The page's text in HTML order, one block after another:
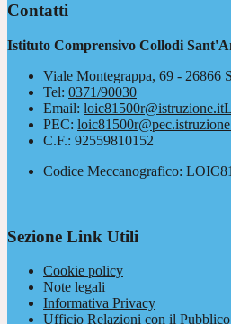
Contatti
Istituto Comprensivo Collodi
Viale Montegrappa, 69 - 26866
Tel: 0371/90030
Email: loic81500r@istruzione.it
PEC:
C.F.: 92559810152
Codice Meccanografico:
Sezione Link Utili
Cookie policy
Note legali
Informativa Privacy
Ufficio Relazioni con il Pubblico